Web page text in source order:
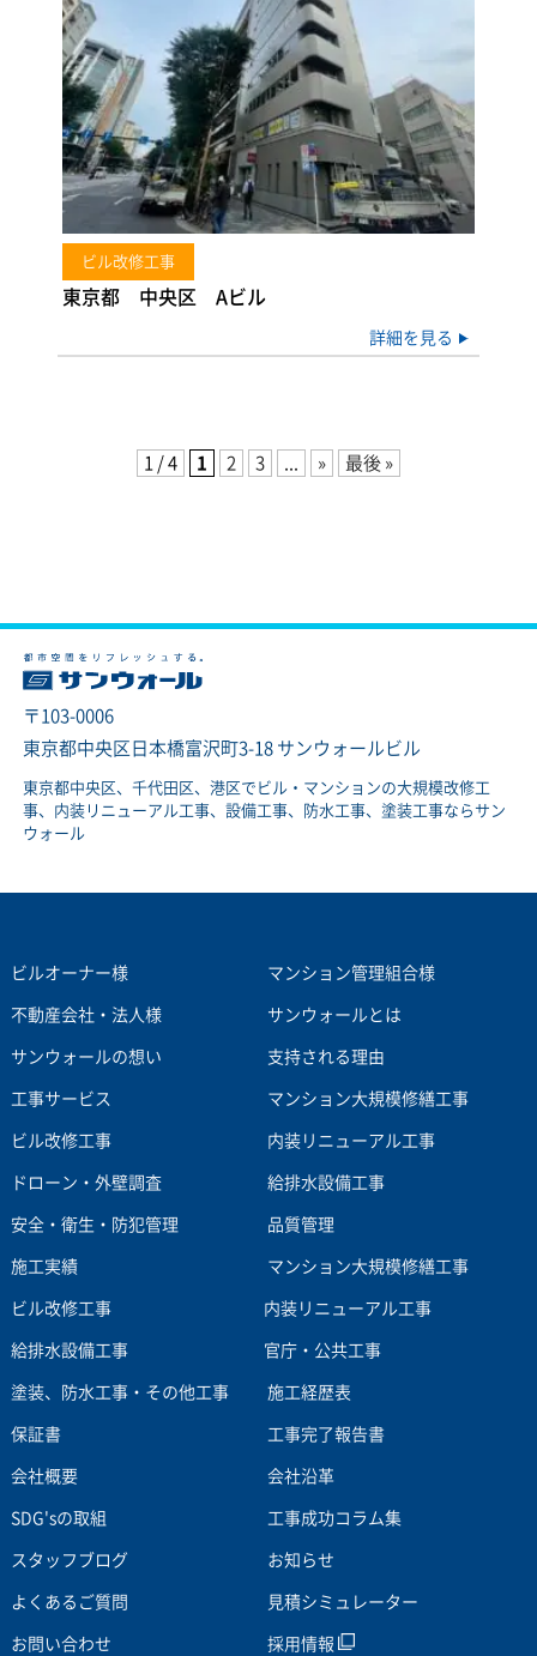
ビル改修工事
東京都 中央区 Aビル
詳細を見る
1 / 4 1 2 3 » 最後 »
〒103-0006
東京都中央区日本橋富沢町3-18 サンウォールビル
東京都中央区、千代田区、港区でビル・マンションの大規模改修工
事、内装リニューアル工事、設備工事、防水工事、塗装工事ならサン
ウォール
ビルオーナー様 マンション管理組合様
不動産会社・法人様 サンウォールとは
サンウォールの想い 支持される理由
工事サービス マンション大規模修繕工事
ビル改修工事 内装リニューアル工事
ドローン・外壁調査 給排水設備工事
安全・衛生・防犯管理 品質管理
施工実績 マンション大規模修繕工事
ビル改修工事 内装リニューアル工事
給排水設備工事 官庁・公共工事
塗装、防水工事・その他工事 施工経歴表
保証書 工事完了報告書
会社概要 会社沿革
SDG'sの取組 工事成功コラム集
スタッフブログ お知らせ
よくあるご質問 見積シミュレーター
お問い合わせ 採用情報